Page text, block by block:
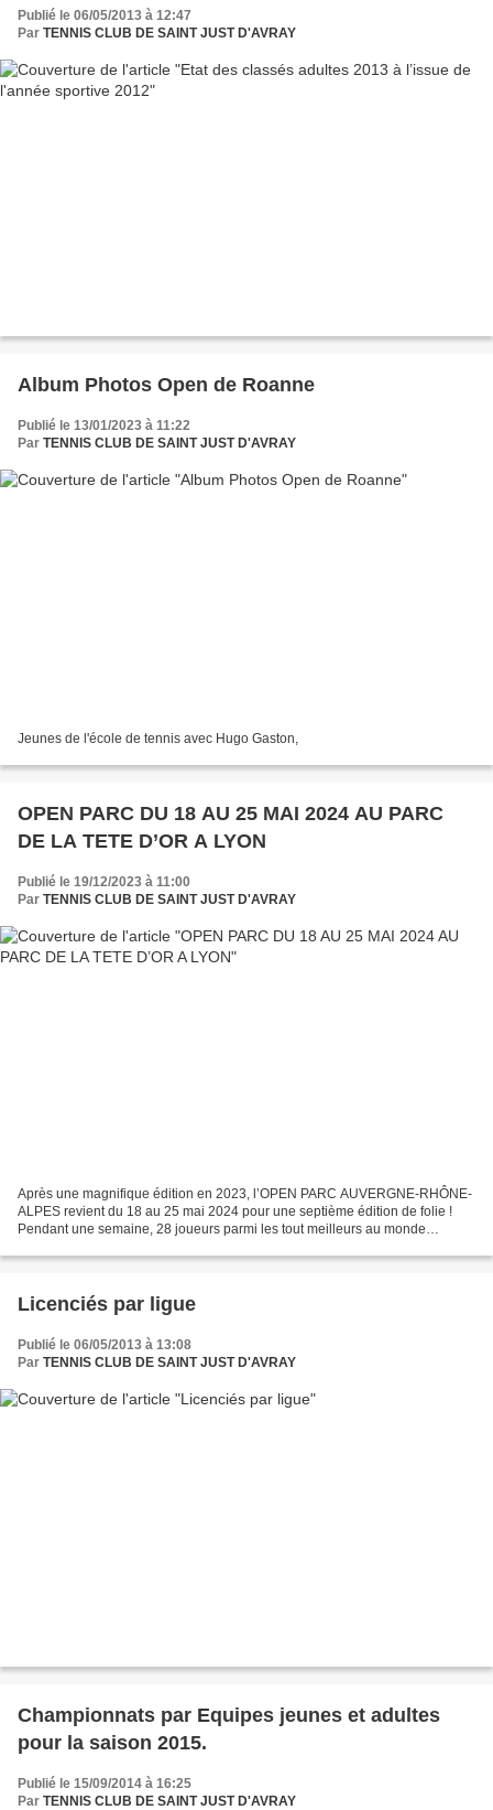
Publié le 06/05/2013 à 12:47
Par TENNIS CLUB DE SAINT JUST D'AVRAY
Album Photos Open de Roanne
Publié le 13/01/2023 à 11:22
Par TENNIS CLUB DE SAINT JUST D'AVRAY
Jeunes de l'école de tennis avec Hugo Gaston,
OPEN PARC DU 18 AU 25 MAI 2024 AU PARC
DE LA TETE D’OR A LYON
Publié le 19/12/2023 à 11:00
Par TENNIS CLUB DE SAINT JUST D'AVRAY
Après une magnifique édition en 2023, l’OPEN PARC AUVERGNE-RHÔNE-
ALPES revient du 18 au 25 mai 2024 pour une septième édition de folie !
Pendant une semaine, 28 joueurs parmi les tout meilleurs au monde
Licenciés par ligue
Publié le 06/05/2013 à 13:08
Par TENNIS CLUB DE SAINT JUST D'AVRAY
Championnats par Equipes jeunes et adultes
pour la saison 2015.
Publié le 15/09/2014 à 16:25
Par TENNIS CLUB DE SAINT JUST D'AVRAY